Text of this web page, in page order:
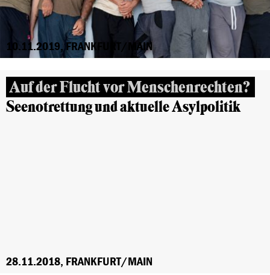
10.11.2019, FRANKFURT/MAIN
Auf der Flucht vor Menschenrechten?
Seenotrettung und aktuelle Asylpolitik
28.11.2018, FRANKFURT/MAIN